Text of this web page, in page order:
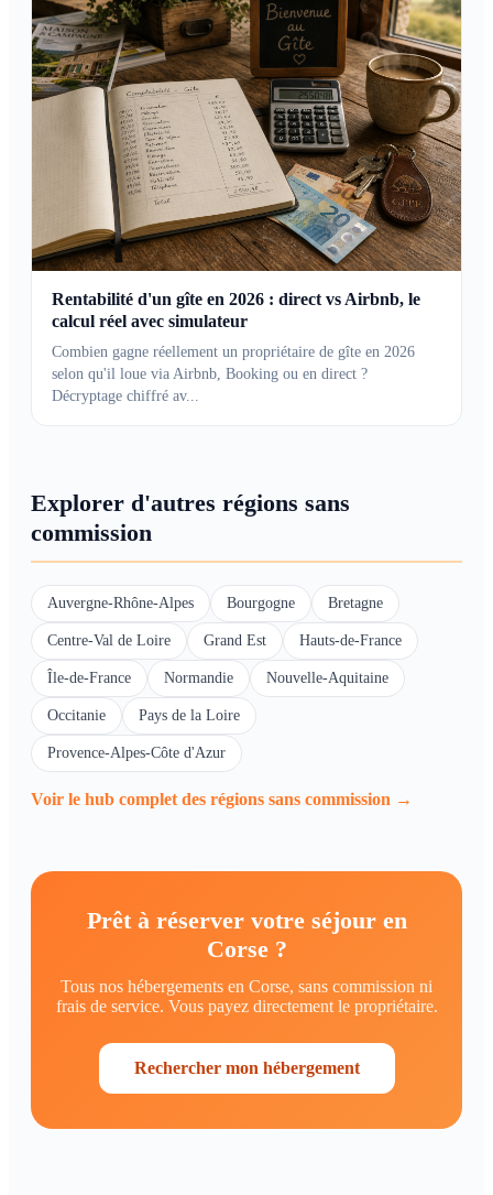
Rentabilité d'un gîte en 2026 : direct vs Airbnb, le
calcul réel avec simulateur
Combien gagne réellement un propriétaire de gîte en 2026
selon qu'il loue via Airbnb, Booking ou en direct ?
Décryptage chiffré av...
Explorer d'autres régions sans
commission
Auvergne-Rhône-Alpes Bourgogne Bretagne
Centre-Val de Loire Grand Est Hauts-de-France
Île-de-France Normandie Nouvelle-Aquitaine
Occitanie Pays de la Loire
Provence-Alpes-Côte d'Azur
Voir le hub complet des régions sans commission →
Prêt à réserver votre séjour en
Corse ?
Tous nos hébergements en Corse, sans commission ni
frais de service. Vous payez directement le propriétaire.
Rechercher mon hébergement